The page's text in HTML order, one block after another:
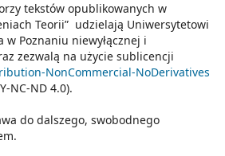
tekstów opublikowanych w
Teorii” udzielają Uniwersytetowi
w Poznaniu niewyłącznej i
zezwalą na użycie sublicencji
NonCommercial-NoDerivatives
NC-ND 4.0).
do dalszego, swobodnego